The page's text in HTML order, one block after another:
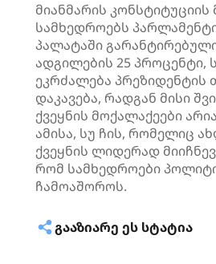
მიანმარის კონსტიტუციის
სამხედროებს
პალატაში
ადგილების 25 პროცენტი,
ეკრძალება პრეზიდენტის
დაკავება, რადგან მისი
ქვეყნის მოქალაქეები
ამისა, სუ ჩის, რომელიც
ქვეყნის ლიდერად
რომ სამხედროები
ჩამოაშოროს.
ᲒᲐᲐᲖᲘᲐᲠᲔ ᲔᲡ ᲡᲢᲐᲢᲘᲐ